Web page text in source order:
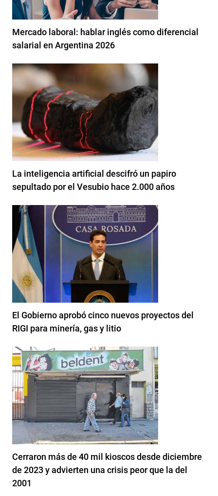
Mercado laboral: hablar inglés como diferencial
salarial en Argentina 2026
La inteligencia artificial descifró un papiro
sepultado por el Vesubio hace 2.000 años
El Gobierno aprobó cinco nuevos proyectos del
RIGI para minería, gas y litio
Cerraron más de 40 mil kioscos desde diciembre
de 2023 y advierten una crisis peor que la del
2001